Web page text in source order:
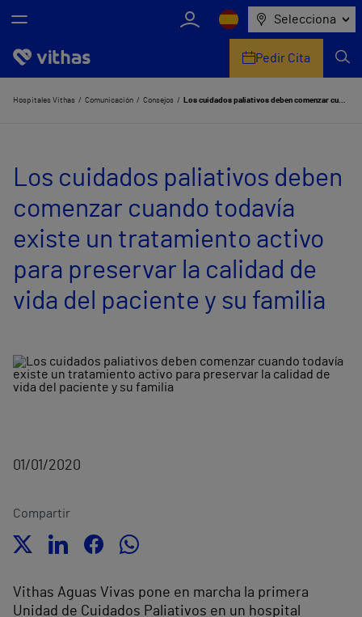
Selecciona
Nosotros
Servicios de salud
Equipo médico y asistencial
Comunicación
Pedir Cita
Hospitales Vithas Comunicación Consejos Los cuidados paliativos deben comenzar cuando todavía existe un tratamiento activo para preservar la calidad de vida del paciente y su familia
Los cuidados paliativos deben
comenzar cuando todavía
existe un tratamiento activo
para preservar la calidad de
vida del paciente y su familia
01/01/2020
Compartir
Vithas Aguas Vivas pone en marcha la primera
Unidad de Cuidados Paliativos en un hospital